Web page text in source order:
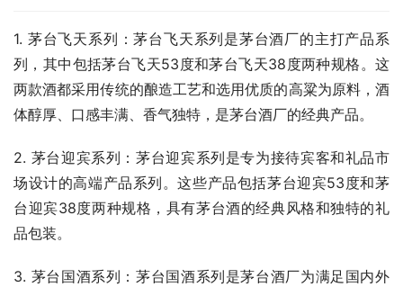
1. 茅台飞天系列：茅台飞天系列是茅台酒厂的主打产品系
列，其中包括茅台飞天53度和茅台飞天38度两种规格。这
两款酒都采用传统的酿造工艺和选用优质的高粱为原料，酒
体醇厚、口感丰满、香气独特，是茅台酒厂的经典产品。
2. 茅台迎宾系列：茅台迎宾系列是专为接待宾客和礼品市
场设计的高端产品系列。这些产品包括茅台迎宾53度和茅
台迎宾38度两种规格，具有茅台酒的经典风格和独特的礼
品包装。
3. 茅台国酒系列：茅台国酒系列是茅台酒厂为满足国内外